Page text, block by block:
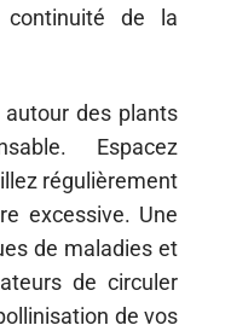
de la
autour des plants
Espacez
régulièrement
excessive. Une
de maladies et
de circuler
de vos